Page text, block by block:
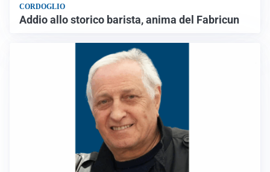
CORDOGLIO
Addio allo storico barista, anima del Fabricun